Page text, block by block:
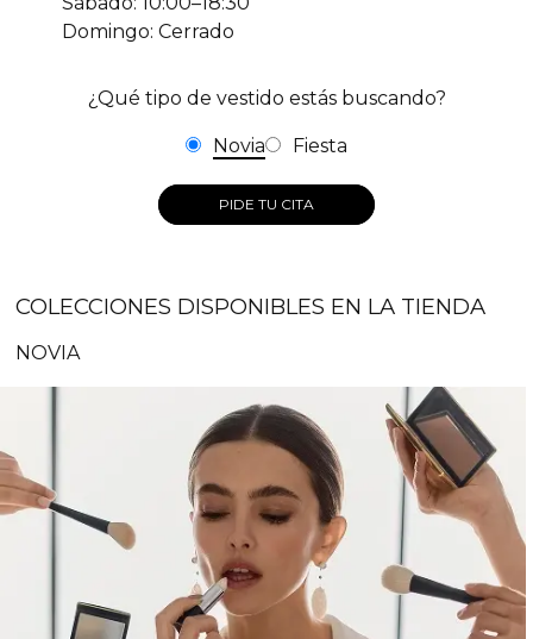
Domingo: Cerrado
¿Qué tipo de vestido estás buscando?
Novia Fiesta
PIDE TU CITA
COLECCIONES DISPONIBLES EN LA TIENDA
NOVIA